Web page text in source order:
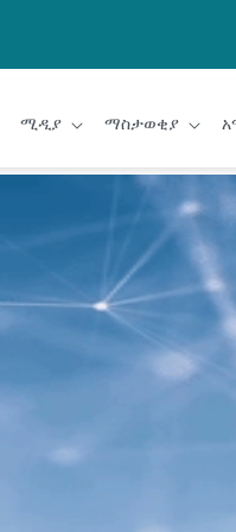
ሚዲያ ማስታወቂያ